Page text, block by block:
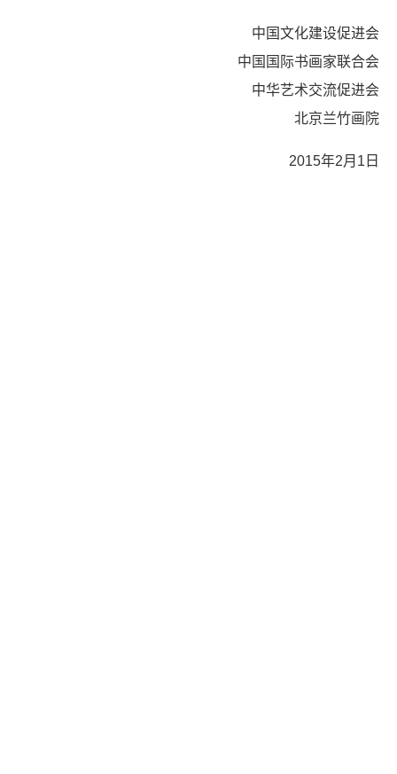
中国文化建设促进会
中国国际书画家联合会
中华艺术交流促进会
北京兰竹画院
2015年2月1日